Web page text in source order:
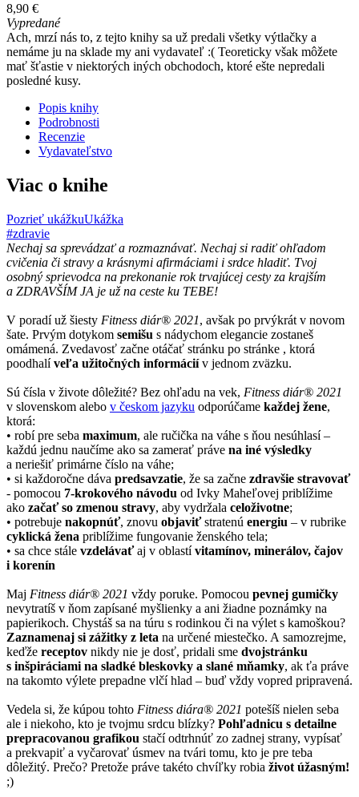
8,90 €
Vypredané
Ach, mrzí nás to, z tejto knihy sa už predali všetky výtlačky a
nemáme ju na sklade my ani vydavateľ :( Teoreticky však môžete
mať šťastie v niektorých iných obchodoch, ktoré ešte nepredali
posledné kusy.
Popis knihy
Podrobnosti
Recenzie
Vydavateľstvo
Viac o knihe
Pozrieť ukážkuUkážka
#zdravie
Nechaj sa sprevádzať a rozmaznávať. Nechaj si radiť ohľadom
cvičenia či stravy a krásnymi afirmáciami i srdce hladiť. Tvoj
osobný sprievodca na prekonanie rok trvajúcej cesty za krajším
a ZDRAVŠÍM JA je už na ceste ku TEBE!
V poradí už šiesty Fitness diár® 2021, avšak po prvýkrát v novom
šate. Prvým dotykom semišu s nádychom elegancie zostaneš
omámená. Zvedavosť začne otáčať stránku po stránke , ktorá
poodhalíveľa užitočných informáciív jednom zväzku.
Sú čísla v živote dôležité? Bez ohľadu na vek, Fitness diár® 2021
v slovenskom alebo v českom jazyku odporúčame každej žene,
ktorá:
• robí pre seba maximum, ale ručička na váhe s ňou nesúhlasí –
každú jednu naučíme ako sa zamerať práve na iné výsledky
a neriešiť primárne číslo na váhe;
• si každoročne dáva predsavzatie, že sa začne zdravšie stravovať
- pomocou 7-krokového návodu od Ivky Maheľovej priblížime
ako začať so zmenou stravy, aby vydržala celoživotne;
• potrebuje nakopnúť, znovu objaviťstratenú energiu – v rubrike
cyklická žena priblížime fungovanie ženského tela;
• sa chce stále vzdelávaťaj v oblastívitamínov, minerálov, čajov
i korenín
Maj Fitness diár® 2021 vždy poruke. Pomocou pevnej gumičky
nevytratíš v ňom zapísané myšlienky a ani žiadne poznámky na
papierikoch. Chystáš sa na túru s rodinkou či na výlet s kamoškou?
Zaznamenaj si zážitky z leta na určené miestečko. A samozrejme,
keďže receptov nikdy nie je dosť, pridali sme dvojstránku
s inšpiráciami na sladké bleskovky a slané mňamky, ak ťa práve
na takomto výlete prepadne vlčí hlad – buď vždy vopred pripravená.
Vedela si, že kúpou tohto Fitness diára® 2021 potešíš nielen seba
ale i niekoho, kto je tvojmu srdcu blízky? Pohľadnicu s detailne
prepracovanou grafikou stačí odtrhnúť zo zadnej strany, vypísať
a prekvapiť a vyčarovať úsmev na tvári tomu, kto je pre teba
dôležitý. Prečo? Pretože práve takéto chvíľky robia život úžasným!
;)